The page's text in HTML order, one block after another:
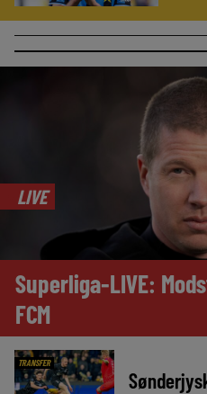
LIVE
Superliga-LIVE:
FCM
TRANSFER